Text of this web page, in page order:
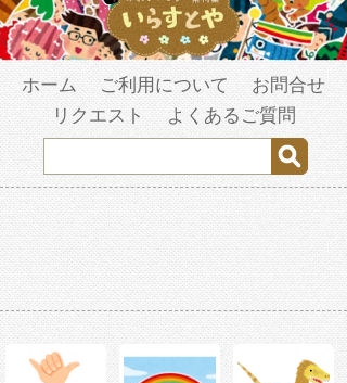
ホーム ご利用について
お問合せ
リクエスト
よくあるご質問